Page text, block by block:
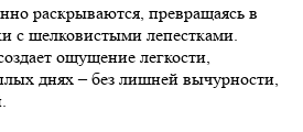
раскрываются, превращаясь в
с шелковистыми лепестками.
ощущение легкости,
днях – без лишней вычурности,